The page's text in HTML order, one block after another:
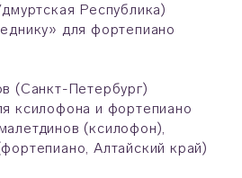
Республика)
для фортепиано
(Санкт-Петербург)
ксилофона и фортепиано
(ксилофон),
Алтайский край)